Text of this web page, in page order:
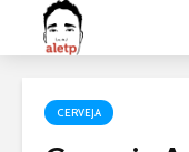
CERVEJA